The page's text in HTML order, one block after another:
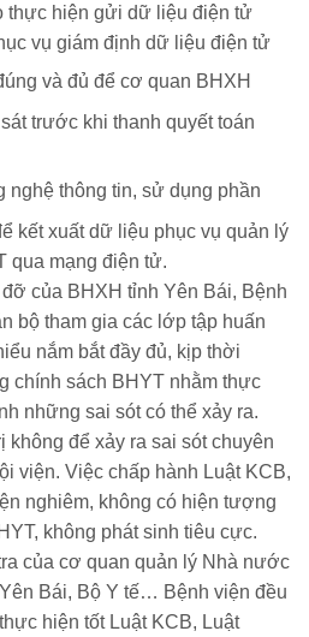
thực hiện gửi dữ liệu điện tử
vụ giám định dữ liệu điện tử
và đủ để cơ quan BHXH
trước khi thanh quyết toán
nghệ thông tin, sử dụng phần
kết xuất dữ liệu phục vụ quản lý
qua mạng điện tử.
của BHXH tỉnh Yên Bái, Bệnh
bộ tham gia các lớp tập huấn
nắm bắt đầy đủ, kịp thời
chính sách BHYT nhằm thực
những sai sót có thể xảy ra.
không để xảy ra sai sót chuyên
viện. Việc chấp hành Luật KCB,
nghiêm, không có hiện tượng
không phát sinh tiêu cực.
của cơ quan quản lý Nhà nước
Bái, Bộ Y tế… Bệnh viện đều
hiện tốt Luật KCB, Luật